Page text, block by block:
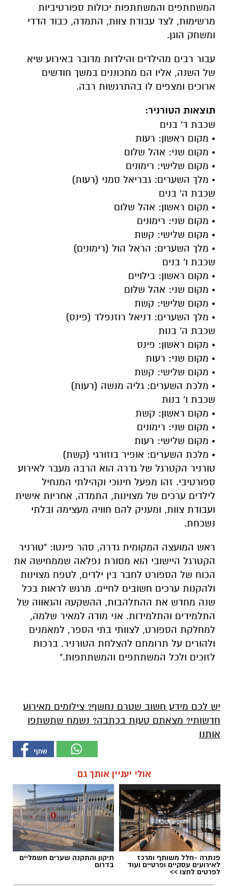
המשתתפים והמשתתפות יכולות ספורטיביות
מרשימות, לצד עבודת צוות, התמדה, כבוד הדדי
ומשחק הוגן.
עבור רבים מהילדים והילדות מדובר באירוע שיא
של השנה, אליו הם מתכוננים במשך חודשים
ארוכים ומצפים לו בהתרגשות רבה.
תוצאות הטורניר:
שכבת ד' בנים
• מקום ראשון: רעות
• מקום שני: אהל שלום
• מקום שלישי: רימונים
• מלך השערים: גבריאל סמני (רעות)
שכבת ה' בנים
• מקום ראשון: אהל שלום
• מקום שני: רימונים
• מקום שלישי: קשת
• מלך השערים: הראל הול (רימונים)
שכבת ו' בנים
• מקום ראשון: בילויים
• מקום שני: אהל שלום
• מקום שלישי: קשת
• מלך השערים: דניאל רוזנפלד (פינס)
שכבת ה' בנות
• מקום ראשון: פינס
• מקום שני: רעות
• מקום שלישי: קשת
• מלכת השערים: גליה מנשה (רעות)
שכבת ו' בנות
• מקום ראשון: קשת
• מקום שני: רימונים
• מקום שלישי: רעות
• מלכת השערים: אופיר בוזורגי (קשת)
טורניר הקטרגל של גדרה הוא הרבה מעבר לאירוע
ספורטיבי. זהו מפעל חינוכי וקהילתי המנחיל
לילדים ערכים של מצוינות, התמדה, אחריות אישית
ועבודת צוות, ומעניק להם חוויה מעצימה ובלתי
נשכחת.
ראש המועצה המקומית גדרה, סהר פינטו: "טורניר
הקטרגל היישובי הוא מסורת נפלאה שממחישה את
הכוח של הספורט לחבר בין ילדים, לטפח מצוינות
ולהקנות ערכים חשובים לחיים. מרגש לראות בכל
שנה מחדש את ההתלהבות, ההשקעה והגאווה של
התלמידים והתלמידות. אני מודה למאיר שלמה,
למחלקת הספורט, לצוותי בתי הספר, למאמנים
ולהורים על תרומתם להצלחת הטורניר. ברכות
לזוכים ולכל המשתתפים והמשתתפות."
יש לכם מידע חשוב שטרם נחשף? צילומים מאירוע
חדשותי? מצאתם טעות בכתבה? נשמח שתשתפו
אותנו
אולי יעניין אותך גם
פנתרה -חלל משותף ומרכז
לאירועים עסקיים ופרטיים ועוד
לפרטים לחצו >>
תיקון והתקנה שערים חשמליים
בדרום